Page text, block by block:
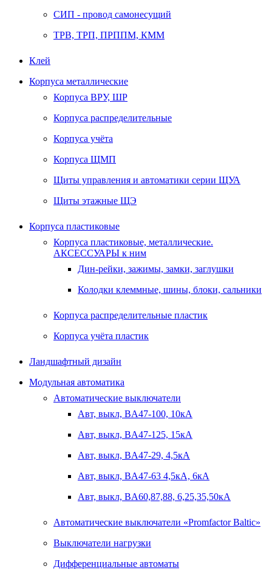
СИП - провод самонесущий
ТРВ, ТРП, ПРППМ, КММ
Клей
Корпуса металлические
Корпуса ВРУ, ШР
Корпуса распределительные
Корпуса учёта
Корпуса ЩМП
Щиты управления и автоматики серии ЩУА
Щиты этажные ЩЭ
Корпуса пластиковые
Корпуса пластиковые, металлические.
АКСЕССУАРЫ к ним
Дин-рейки, зажимы, замки, заглушки
Колодки клеммные, шины, блоки, сальники
Корпуса распределительные пластик
Корпуса учёта пластик
Ландшафтный дизайн
Модульная автоматика
Автоматические выключатели
Авт, выкл, BA47-100, 10кА
Авт, выкл, BA47-125, 15кА
Авт, выкл, BA47-29, 4,5кА
Авт, выкл, BA47-63 4,5кА, 6кА
Авт, выкл, BA60,87,88, 6,25,35,50кА
Автоматические выключатели «Promfactor Baltic»
Выключатели нагрузки
Дифференциальные автоматы